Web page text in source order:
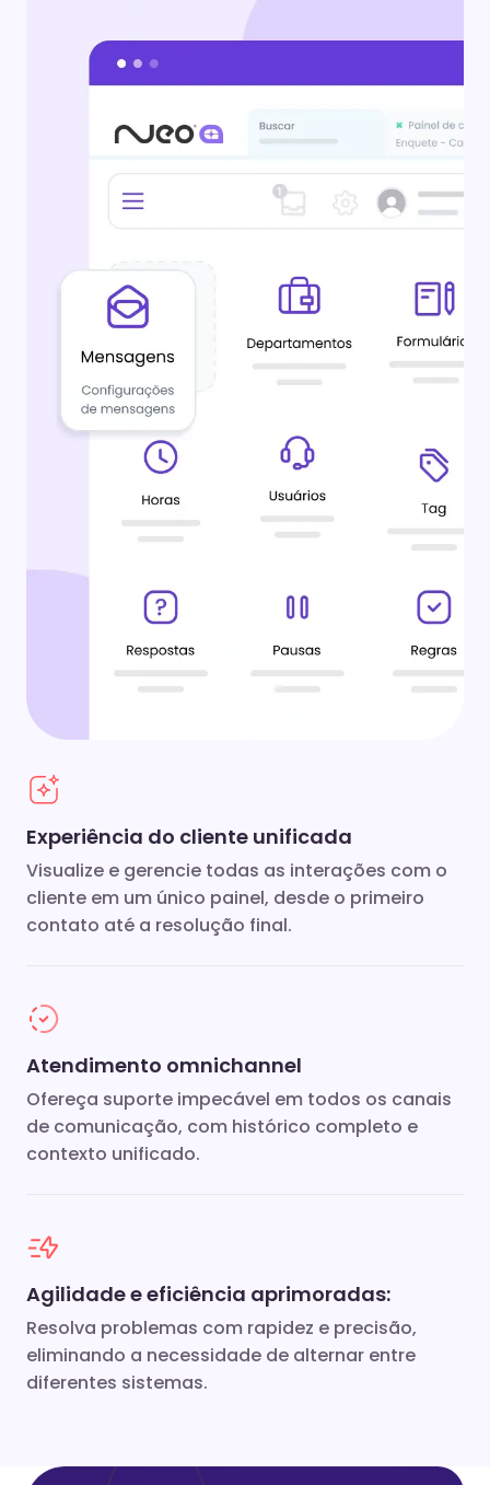
Experiência do cliente unificada
Visualize e gerencie todas as interações com o
cliente em um único painel, desde o primeiro
contato até a resolução final.
Atendimento omnichannel
Ofereça suporte impecável em todos os canais
de comunicação, com histórico completo e
contexto unificado.
Agilidade e eficiência aprimoradas:
Resolva problemas com rapidez e precisão,
eliminando a necessidade de alternar entre
diferentes sistemas.